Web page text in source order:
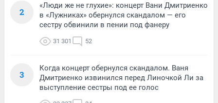
2
«Люди же не глухие»: концерт Вани Дмитриенко
в «Лужниках» обернулся скандалом — его
сестру обвинили в пении под фанеру
31 301 52
3
Когда концерт обернулся скандалом. Ваня
Дмитриенко извинился перед Линочкой Ли за
выступление сестры под ее голос